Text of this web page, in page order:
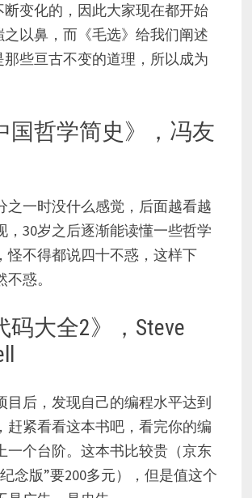
断变化的，因此大家现在都开始
之以鼻，而《毛选》给我们阐述
那些亘古不变的道理，所以成为
国哲学简史》，冯友
一时没什么感觉，后面越看越
，30岁之后逐渐能读懂一些哲学
怪不得都说四十不惑，这样下
惑。
码大全2》，Steve
后，发现自己的编程水平达到
赶紧看看这本书吧，看完你的编
一个台阶。这本书比较贵（京东
念版”要200多元），但是值这个